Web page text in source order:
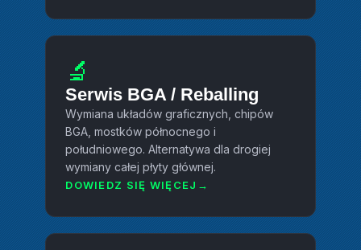
🔬
Serwis BGA / Reballing
Wymiana układów graficznych, chipów
BGA, mostków północnego i
południowego. Alternatywa dla drogiej
wymiany całej płyty głównej.
DOWIEDZ SIĘ WIĘCEJ